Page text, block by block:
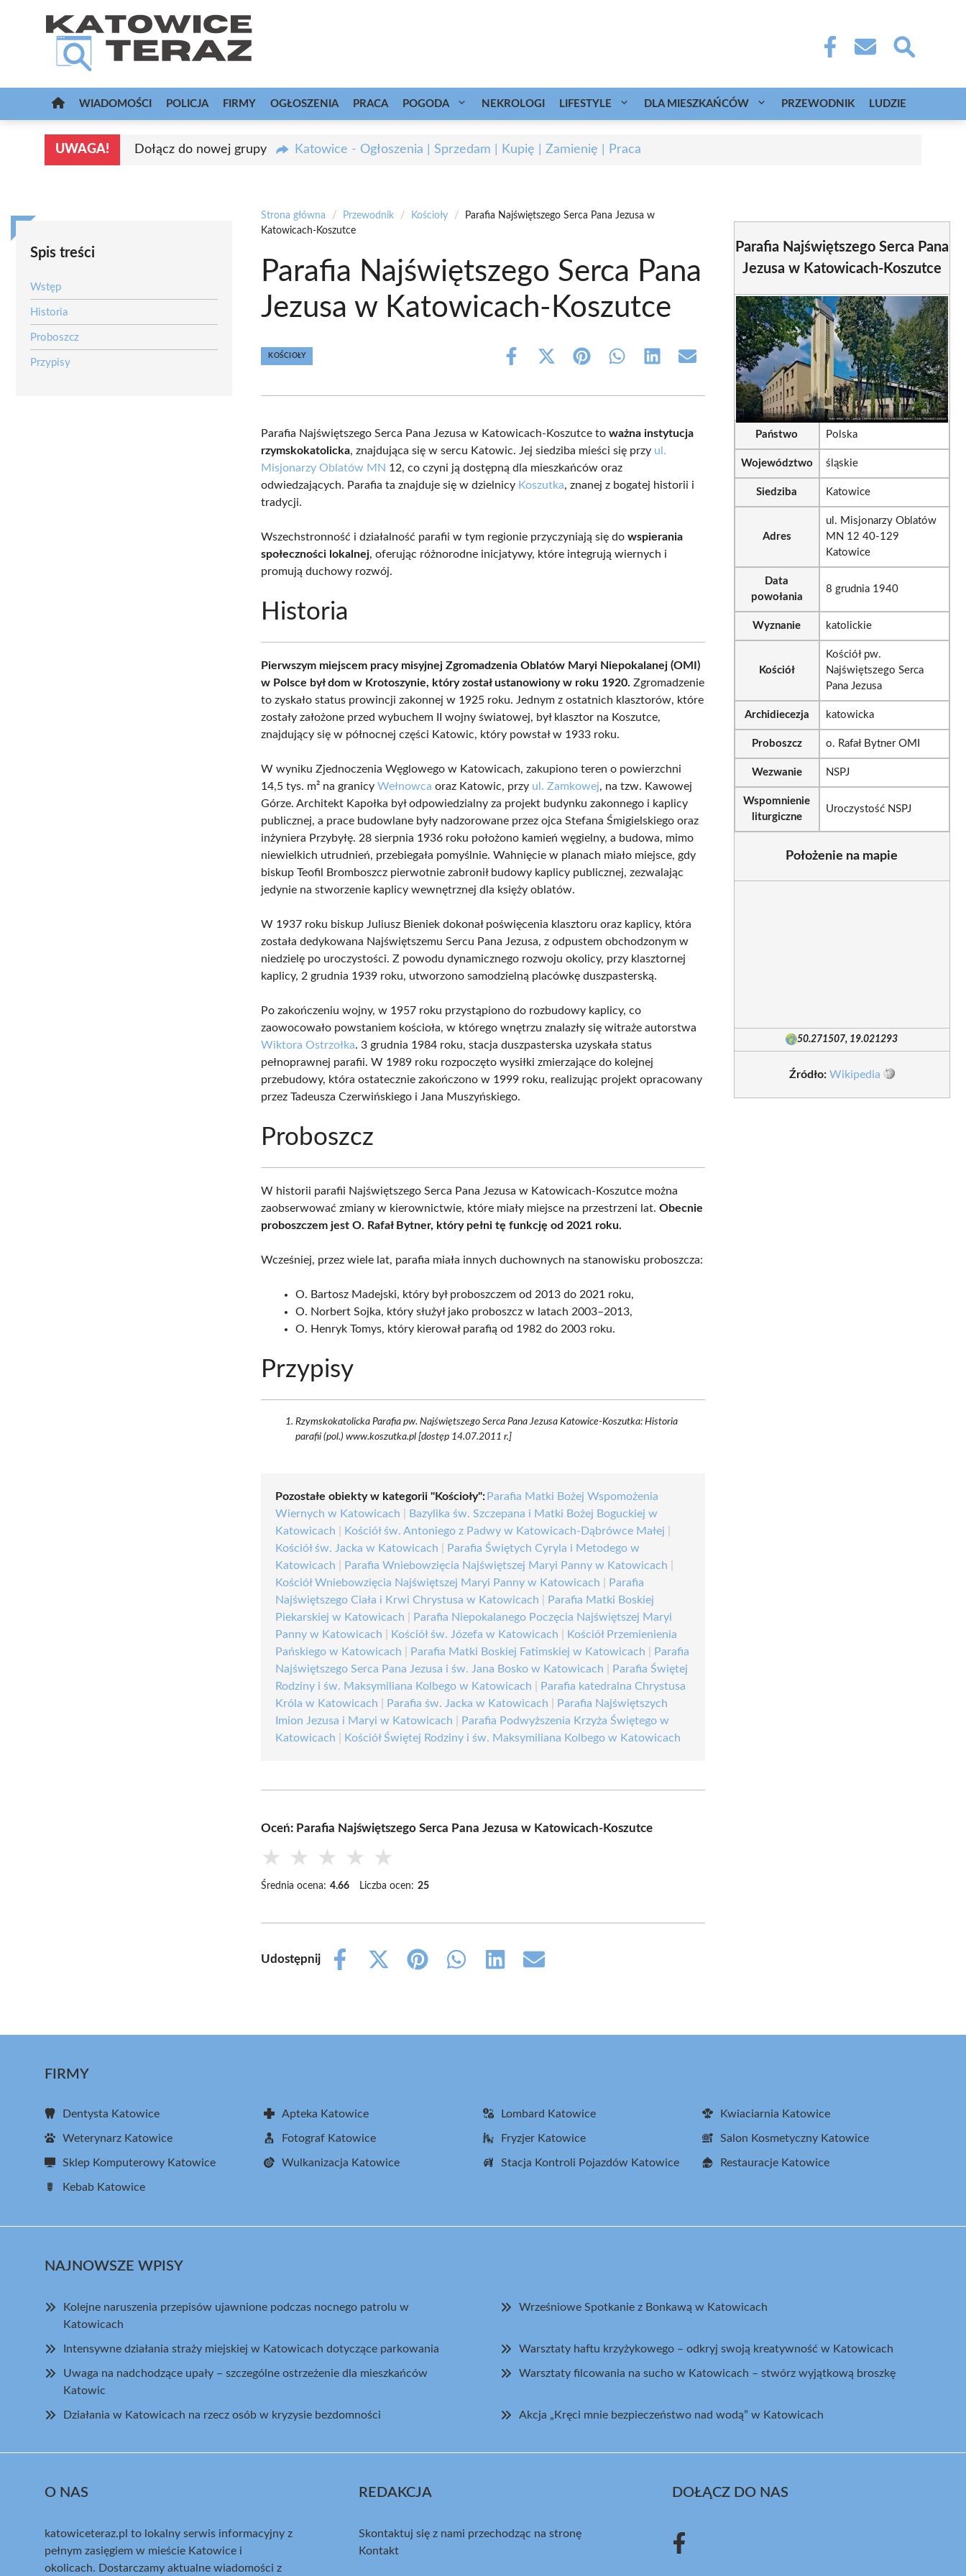
WIADOMOŚCI POLICJA FIRMY OGŁOSZENIA PRACA POGODA NEKROLOGI LIFESTYLE DLA MIESZKAŃCÓW PRZEWODNIK LUDZIE
UWAGA! Dołącz do nowej grupy Katowice - Ogłoszenia | Sprzedam | Kupię | Zamienię | Praca
Spis treści
Wstęp
Historia
Proboszcz
Przypisy
Strona główna / Przewodnik / Kościoły /
Parafia Najświętszego Serca Pana Jezusa w
Katowicach-Koszutce
Parafia Najświętszego Serca Pana
Jezusa w Katowicach-Koszutce
KOŚCIOŁY
Share
Share
(Twitter)
Share Share Share Share
Parafia Najświętszego Serca Pana Jezusa w Katowicach-Koszutce toważna instytucja
rzymskokatolicka, znajdująca się w sercu Katowic. Jej siedziba mieści się przy ul.
Misjonarzy Oblatów MN 12, co czyni ją dostępną dla mieszkańców oraz
odwiedzających. Parafia ta znajduje się w dzielnicy Koszutka, znanej z bogatej historii i
tradycji.
Wszechstronność i działalność parafii w tym regionie przyczyniają się dowspierania
społeczności lokalnej, oferując różnorodne inicjatywy, które integrują wiernych i
promują duchowy rozwój.
Historia
Pierwszym miejscem pracy misyjnej Zgromadzenia Oblatów Maryi Niepokalanej (OMI)
w Polsce był dom w Krotoszynie, który został ustanowiony w roku 1920. Zgromadzenie
to zyskało status prowincji zakonnej w 1925 roku. Jednym z ostatnich klasztorów, które
zostały założone przed wybuchem II wojny światowej, był klasztor na Koszutce,
znajdujący się w północnej części Katowic, który powstał w 1933 roku.
W wyniku Zjednoczenia Węglowego w Katowicach, zakupiono teren o powierzchni
14,5 tys. m² na granicyWełnowca oraz Katowic, przy ul. Zamkowej, na tzw. Kawowej
Górze. Architekt Kapołka był odpowiedzialny za projekt budynku zakonnego i kaplicy
publicznej, a prace budowlane były nadzorowane przez ojca Stefana Śmigielskiego oraz
inżyniera Przybyłę. 28 sierpnia 1936 roku położono kamień węgielny, a budowa, mimo
niewielkich utrudnień, przebiegała pomyślnie. Wahnięcie w planach miało miejsce, gdy
biskup Teofil Bromboszcz pierwotnie zabronił budowy kaplicy publicznej, zezwalając
jedynie na stworzenie kaplicy wewnętrznej dla księży oblatów.
W 1937 roku biskup Juliusz Bieniek dokonał poświęcenia klasztoru oraz kaplicy, która
została dedykowana Najświętszemu Sercu Pana Jezusa, z odpustem obchodzonym w
niedzielę po uroczystości. Z powodu dynamicznego rozwoju okolicy, przy klasztornej
kaplicy, 2 grudnia 1939 roku, utworzono samodzielną placówkę duszpasterską.
Po zakończeniu wojny, w 1957 roku przystąpiono do rozbudowy kaplicy, co
zaowocowało powstaniem kościoła, w którego wnętrzu znalazły się witraże autorstwa
Wiktora Ostrzołka. 3 grudnia 1984 roku, stacja duszpasterska uzyskała status
pełnoprawnej parafii. W 1989 roku rozpoczęto wysiłki zmierzające do kolejnej
przebudowy, która ostatecznie zakończono w 1999 roku, realizując projekt opracowany
przez Tadeusza Czerwińskiego i Jana Muszyńskiego.
Proboszcz
W historii parafii Najświętszego Serca Pana Jezusa w Katowicach-Koszutce można
zaobserwować zmiany w kierownictwie, które miały miejsce na przestrzeni lat.Obecnie
proboszczem jest O. Rafał Bytner, który pełni tę funkcję od 2021 roku.
Wcześniej, przez wiele lat, parafia miała innych duchownych na stanowisku proboszcza:
O. Bartosz Madejski, który był proboszczem od 2013 do 2021 roku,
O. Norbert Sojka, który służył jako proboszcz w latach 2003–2013,
O. Henryk Tomys, który kierował parafią od 1982 do 2003 roku.
Przypisy
Rzymskokatolicka Parafia pw. Najświętszego Serca Pana Jezusa Katowice-Koszutka: Historia
parafii (pol.) www.koszutka.pl [dostęp 14.07.2011 r.]
Pozostałe obiekty w kategorii "Kościoły":Parafia Matki Bożej Wspomożenia
Wiernych w Katowicach
Bazylika św. Szczepana i Matki Bożej Boguckiej w
Katowicach
Kościół św. Antoniego z Padwy w Katowicach-Dąbrówce Małej
Kościół św. Jacka w Katowicach
Parafia Świętych Cyryla i Metodego w
Katowicach
Parafia Wniebowzięcia Najświętszej Maryi Panny w Katowicach
Kościół Wniebowzięcia Najświętszej Maryi Panny w Katowicach
Parafia
Najświętszego Ciała i Krwi Chrystusa w Katowicach
Parafia Matki Boskiej
Piekarskiej w Katowicach
Parafia Niepokalanego Poczęcia Najświętszej Maryi
Panny w Katowicach
Kościół św. Józefa w Katowicach
Kościół Przemienienia
Pańskiego w Katowicach
Parafia Matki Boskiej Fatimskiej w Katowicach
Parafia
Najświętszego Serca Pana Jezusa i św. Jana Bosko w Katowicach
Parafia Świętej
Rodziny i św. Maksymiliana Kolbego w Katowicach
Parafia katedralna Chrystusa
Króla w Katowicach
Parafia św. Jacka w Katowicach
Parafia Najświętszych
Imion Jezusa i Maryi w Katowicach
Parafia Podwyższenia Krzyża Świętego w
Katowicach
Kościół Świętej Rodziny i św. Maksymiliana Kolbego w Katowicach
Oceń: Parafia Najświętszego Serca Pana Jezusa w Katowicach-Koszutce
★ ★ ★ ★ ★
Średnia ocena: 4.66 Liczba ocen: 25
Udostępnij
Share
Share
Share
Share
Share
Share
Parafia Najświętszego Serca Pana
Jezusa w Katowicach-Koszutce
Państwo Polska
Województwo śląskie
Siedziba Katowice
Adres
ul. Misjonarzy Oblatów
MN 12 40-129
Katowice
Data
powołania
8 grudnia 1940
Wyznanie katolickie
Kościół
Kościół pw.
Najświętszego Serca
Pana Jezusa
Archidiecezja katowicka
Proboszcz o. Rafał Bytner OMI
Wezwanie NSPJ
Wspomnienie
liturgiczne
Uroczystość NSPJ
Położenie na mapie
50.271507, 19.021293
Źródło: Wikipedia
FIRMY
Dentysta Katowice Apteka Katowice Lombard Katowice Kwiaciarnia Katowice
Weterynarz Katowice Fotograf Katowice Fryzjer Katowice Salon Kosmetyczny Katowice
Sklep Komputerowy Katowice Wulkanizacja Katowice Stacja Kontroli Pojazdów Katowice Restauracje Katowice
Kebab Katowice
NAJNOWSZE WPISY
Kolejne naruszenia przepisów ujawnione podczas nocnego patrolu w
Katowicach
Wrześniowe Spotkanie z Bonkawą w Katowicach
Intensywne działania straży miejskiej w Katowicach dotyczące parkowania Warsztaty haftu krzyżykowego – odkryj swoją kreatywność w Katowicach
Uwaga na nadchodzące upały – szczególne ostrzeżenie dla mieszkańców
Katowic
Warsztaty filcowania na sucho w Katowicach – stwórz wyjątkową broszkę
Działania w Katowicach na rzecz osób w kryzysie bezdomności Akcja „Kręci mnie bezpieczeństwo nad wodą” w Katowicach
O NAS
katowiceteraz.pl to lokalny serwis informacyjny z
pełnym zasięgiem w mieście Katowice i
okolicach. Dostarczamy aktualne wiadomości z
REDAKCJA
Skontaktuj się z nami przechodząc na stronę
Kontakt
DOŁĄCZ DO NAS